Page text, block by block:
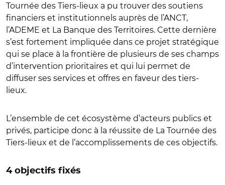
Tournée des Tiers-lieux a pu trouver des soutiens
financiers et institutionnels auprès de l’ANCT,
l’ADEME et La Banque des Territoires. Cette dernière
s’est fortement impliquée dans ce projet stratégique
qui se place à la frontière de plusieurs de ses champs
d’intervention prioritaires et qui lui permet de
diffuser ses services et offres en faveur des tiers-
lieux.
L’ensemble de cet écosystème d’acteurs publics et
privés, participe donc à la réussite de La Tournée des
Tiers-lieux et de l’accomplissements de ces objectifs.
4 objectifs fixés